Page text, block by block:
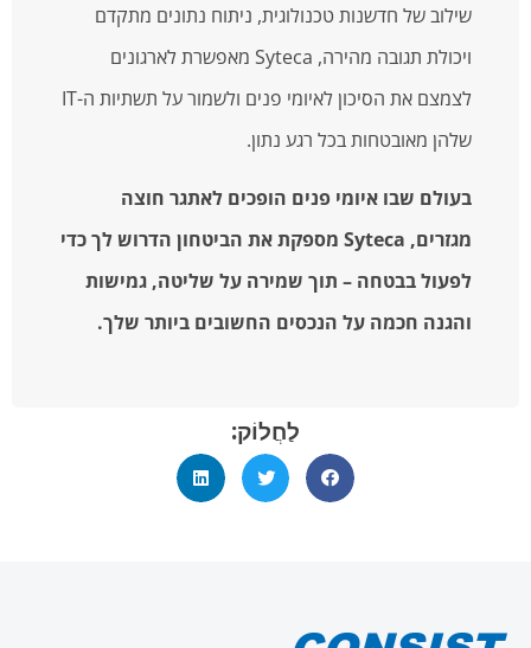
שילוב של חדשנות טכנולוגית, ניתוח נתונים מתקדם
ויכולת תגובה מהירה, Syteca מאפשרת לארגונים
לצמצם את הסיכון לאיומי פנים ולשמור על תשתיות ה-IT
שלהן מאובטחות בכל רגע נתון.
בעולם שבו איומי פנים הופכים לאתגר חוצה
מגזרים, Syteca מספקת את הביטחון הדרוש לך כדי
לפעול בבטחה – תוך שמירה על שליטה, גמישות
והגנה חכמה על הנכסים החשובים ביותר שלך.
לַחֲלוֹק: